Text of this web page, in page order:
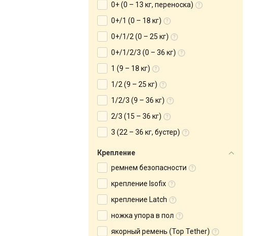
0+ (0 – 13 кг, переноска)
0+/1 (0 – 18 кг)
0+/1/2 (0 – 25 кг)
0+/1/2/3 (0 – 36 кг)
1 (9 – 18 кг)
1/2 (9 – 25 кг)
1/2/3 (9 – 36 кг)
2/3 (15 – 36 кг)
3 (22 – 36 кг, бустер)
Крепление
ремнем безопасности
крепление Isofix
крепление Latch
ножка упора в пол
якорный ремень (Top Tether)